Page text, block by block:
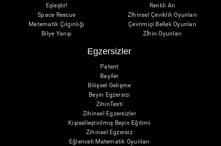
Eşleştir!
Space Rescue
Matematik Çılgınlığı
Bilye Yarışı
Renkli Arı
Zİhinsel Çeviklik Oyunları
Çevrimiçi Bellek Oyunları
Zİhin Oyunları
Egzersizler
Patent
Bayiler
Bilişsel Gelişme
Beyin Egzersizi
ZihinTesti
Zihinsel Egzersizler
Kişiselleştirilmiş Beyin Eğitimi
Zihinsel Egzersiz
Eğlenceli Matematik Oyunları